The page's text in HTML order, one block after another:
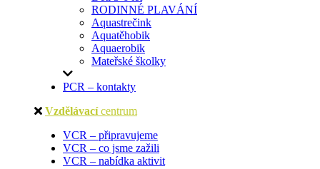
RODINNÉ PLAVÁNÍ
Aquastrečink
Aquatěhobik
Aquaerobik
Mateřské školky
PCR – kontakty
Vzdělávací centrum
VCR – připravujeme
VCR – co jsme zažili
VCR – nabídka aktivit